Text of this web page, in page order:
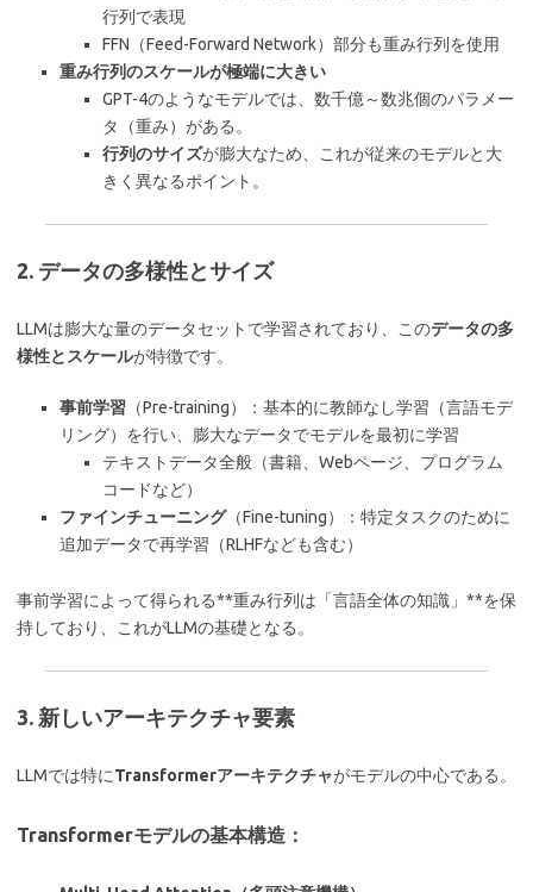
行列で表現
FFN（Feed-Forward Network）部分も重み行列を使用
重み行列のスケールが極端に大きい
GPT-4のようなモデルでは、数千億～数兆個のパラメー
タ（重み）がある。
行列のサイズが膨大なため、これが従来のモデルと大
きく異なるポイント。
2. データの多様性とサイズ
LLMは膨大な量のデータセットで学習されており、このデータの多
様性とスケールが特徴です。
事前学習 （Pre-training）：基本的に教師なし学習（言語モデ
リング）を行い、膨大なデータでモデルを最初に学習
テキストデータ全般（書籍、Webページ、プログラム
コードなど）
ファインチューニング（Fine-tuning）：特定タスクのために
追加データで再学習（RLHFなども含む）
事前学習によって得られる**重み行列は「言語全体の知識」**を保
持しており、これがLLMの基礎となる。
3. 新しいアーキテクチャ要素
LLMでは特にTransformerアーキテクチャがモデルの中心である。
Transformerモデルの基本構造：